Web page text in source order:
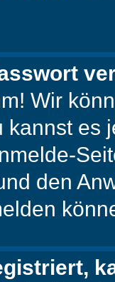
Wir
kannst es
den